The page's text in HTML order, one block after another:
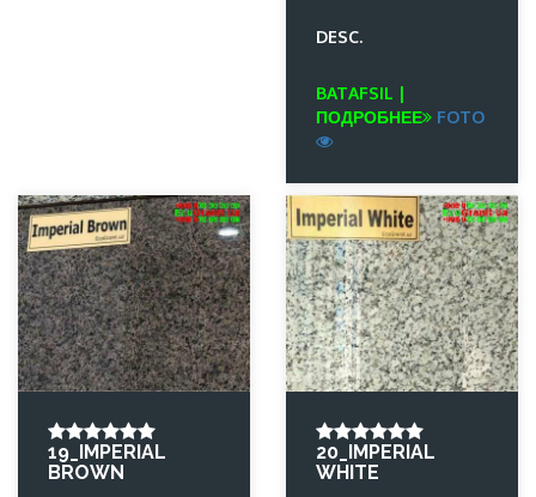
DESC.
BATAFSIL |
ПОДРОБНЕЕ
FOTO
19_IMPERIAL
BROWN
20_IMPERIAL
WHITE